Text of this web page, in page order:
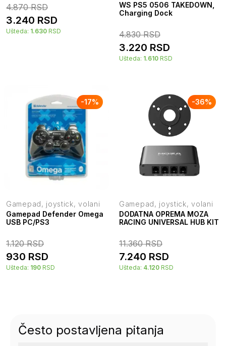
4.870RSD
3.240 RSD
Ušteda: 1.630 RSD
WS PS5 0506 TAKEDOWN,
Charging Dock
4.830RSD
3.220 RSD
Ušteda: 1.610 RSD
-17%
Gamepad, joystick, volani
Gamepad Defender Omega
USB PC/PS3
1.120RSD
930 RSD
Ušteda: 190 RSD
-36%
Gamepad, joystick, volani
DODATNA OPREMA MOZA
RACING UNIVERSAL HUB KIT
11.360RSD
7.240 RSD
Ušteda: 4.120 RSD
Često postavljena pitanja